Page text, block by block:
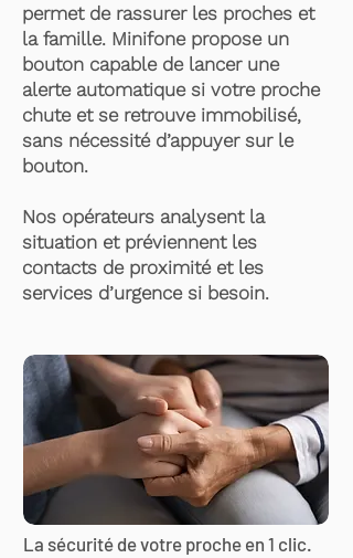
permet de rassurer les proches et
la famille. Minifone propose un
bouton capable de lancer une
alerte automatique si votre proche
chute et se retrouve immobilisé,
sans nécessité d’appuyer sur le
bouton.
Nos opérateurs analysent la
situation et préviennent les
contacts de proximité et les
services d’urgence si besoin.
La sécurité de votre proche en 1 clic.